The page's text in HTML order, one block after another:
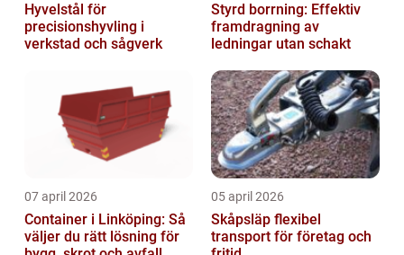
Hyvelstål för
precisionshyvling i
verkstad och sågverk
Styrd borrning: Effektiv
framdragning av
ledningar utan schakt
07 april 2026
Container i Linköping: Så
väljer du rätt lösning för
05 april 2026
Skåpsläp flexibel
transport för företag och